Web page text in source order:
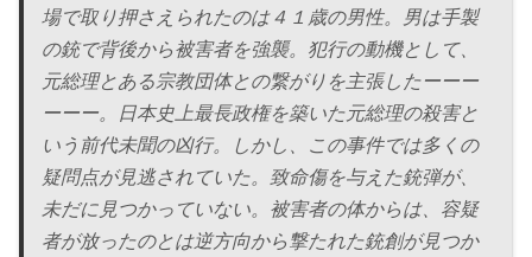
場で取り押さえられたのは４１歳の男性。男は手製
の銃で背後から被害者を強襲。犯行の動機として、
元総理とある宗教団体との繋がりを主張したーーー
ーーー。日本史上最長政権を築いた元総理の殺害と
いう前代未聞の凶行。しかし、この事件では多くの
疑問点が見逃されていた。致命傷を与えた銃弾が、
未だに見つかっていない。被害者の体からは、容疑
者が放ったのとは逆方向から撃たれた銃創が見つか